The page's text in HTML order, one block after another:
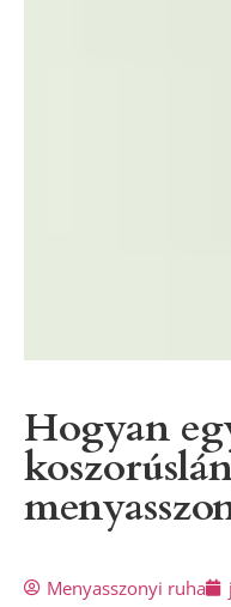
Hogyan
Menyasszonyi ruha